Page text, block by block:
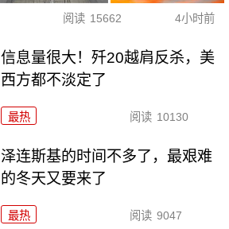
阅读 15662 4小时前
信息量很大！歼20越肩反杀，美
西方都不淡定了
最热 阅读 10130
泽连斯基的时间不多了，最艰难
的冬天又要来了
最热 阅读 9047